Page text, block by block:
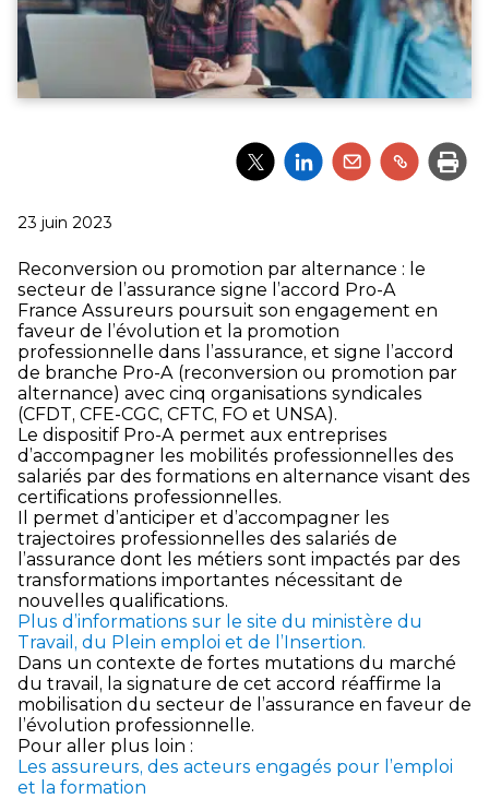
Partager
l'article
Partager
l'article
Partager
l'article
Partager
l'article
Publié
23 juin 2023
Reconversion ou promotion par alternance : le
secteur de l’assurance signe l’accord Pro-A
France Assureurs poursuit son engagement en
faveur de l’évolution et la promotion
professionnelle dans l’assurance, et signe l’accord
de branche Pro-A (reconversion ou promotion par
alternance) avec cinq organisations syndicales
(CFDT, CFE-CGC, CFTC, FO et UNSA).
Le dispositif Pro-A permet aux entreprises
d’accompagner les mobilités professionnelles des
salariés par des formations en alternance visant des
certifications professionnelles.
Il permet d’anticiper et d’accompagner les
trajectoires professionnelles des salariés de
l’assurance dont les métiers sont impactés par des
transformations importantes nécessitant de
nouvelles qualifications.
Plus d’informations sur le site du ministère du
Travail, du Plein emploi et de l’Insertion.
Dans un contexte de fortes mutations du marché
du travail, la signature de cet accord réaffirme la
mobilisation du secteur de l’assurance en faveur de
l’évolution professionnelle.
Pour aller plus loin :
Les assureurs, des acteurs engagés pour l’emploi
et la formation